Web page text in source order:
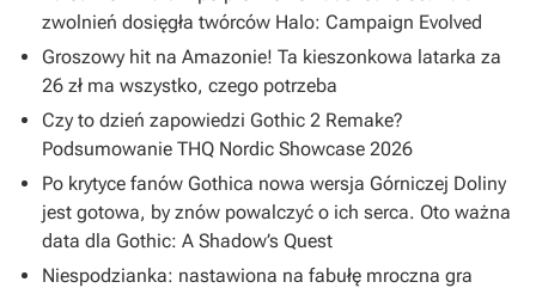
zwolnień dosięgła twórców Halo: Campaign Evolved
Groszowy hit na Amazonie! Ta kieszonkowa latarka za
26 zł ma wszystko, czego potrzeba
Czy to dzień zapowiedzi Gothic 2 Remake?
Podsumowanie THQ Nordic Showcase 2026
Po krytyce fanów Gothica nowa wersja Górniczej Doliny
jest gotowa, by znów powalczyć o ich serca. Oto ważna
data dla Gothic: A Shadow’s Quest
Niespodzianka: nastawiona na fabułę mroczna gra